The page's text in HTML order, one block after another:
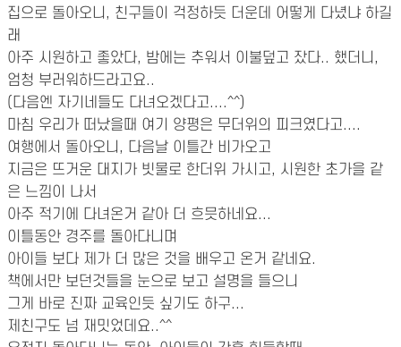
집으로 돌아오니, 친구들이 걱정하듯 더운데 어떻게 다녔냐 하길
래
아주 시원하고 좋았다, 밤에는 추워서 이불덮고 잤다.. 했더니,
엄청 부러워하드라고요..
(다음엔 자기네들도 다녀오겠다고....^^)
마침 우리가 떠났을때 여기 양평은 무더위의 피크였다고....
여행에서 돌아오니, 다음날 이틀간 비가오고
지금은 뜨거운 대지가 빗물로 한더위 가시고, 시원한 초가을 같
은 느낌이 나서
아주 적기에 다녀온거 같아 더 흐믓하네요...
이틀동안 경주를 돌아다니며
아이들 보다 제가 더 많은 것을 배우고 온거 같네요.
책에서만 보던것들을 눈으로 보고 설명을 들으니
그게 바로 진짜 교육인듯 싶기도 하구...
제친구도 넘 재밋었데요..^^